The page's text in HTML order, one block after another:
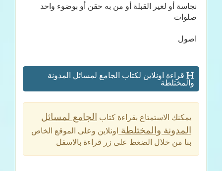
نجاسة أو لغير القبلة أو من به حقن أو بوضوء واحد
صلوات
اصول
قراءة اونلاين لكتاب الجامع لمسائل المدونة
والمختلطة
يمكنك الاستمتاع بقراءة كتاب الجامع لمسائل
المدونة والمختلطة
اونلاين وعلى الموقع الخاص
بنا من خلال الضغط على زر قراءة بالاسفل